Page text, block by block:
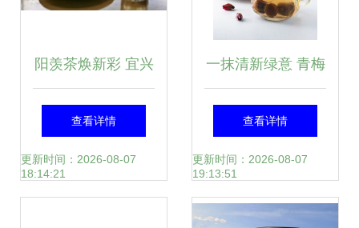
阳羡茶焕新彩 宜兴
茗茶斩获国际金奖
查看详情
更新时间：2026-08-07
18:14:21
一抹清新绿意 青梅
绿茶与西餐陶瓷的
雅致碰撞
查看详情
更新时间：2026-08-07
19:13:51